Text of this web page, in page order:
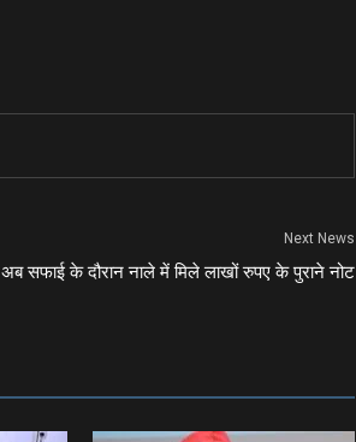
Next News
अब सफाई के दौरान नाले में मिले लाखों रुपए के पुराने नोट